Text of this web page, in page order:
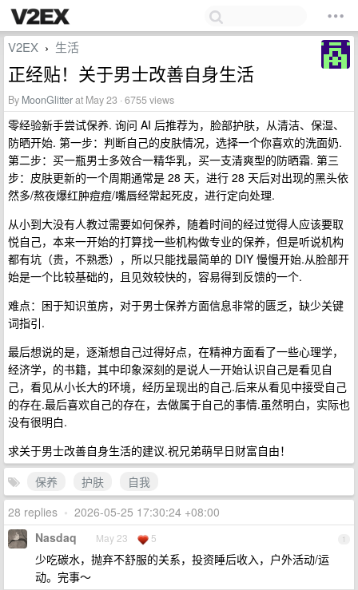
V2EX › 生活
正经贴！关于男士改善自身生活
By MoonGlitterat May 23 · 6755 views
零经验新手尝试保养. 询问 AI 后推荐为，脸部护肤，从清洁、保湿、
防晒开始. 第一步：判断自己的皮肤情况，选择一个你喜欢的洗面奶.
第二步：买一瓶男士多效合一精华乳，买一支清爽型的防晒霜. 第三
步：皮肤更新的一个周期通常是 28 天，进行 28 天后对出现的黑头依
然多/熬夜爆红肿痘痘/嘴唇经常起死皮，进行定向处理.
从小到大没有人教过需要如何保养，随着时间的经过觉得人应该要取
悦自己，本来一开始的打算找一些机构做专业的保养，但是听说机构
都有坑（贵，不熟悉），所以只能找最简单的 DIY 慢慢开始.从脸部开
始是一个比较基础的，且见效较快的，容易得到反馈的一个.
难点：困于知识茧房，对于男士保养方面信息非常的匮乏，缺少关键
词指引.
最后想说的是，逐渐想自己过得好点，在精神方面看了一些心理学，
经济学，的书籍，其中印象深刻的是说人一开始认识自己是看见自
己，看见从小长大的环境，经历呈现出的自己.后来从看见中接受自己
的存在.最后喜欢自己的存在，去做属于自己的事情.虽然明白，实际也
没有很明白.
求关于男士改善自身生活的建议.祝兄弟萌早日财富自由！
保养
护肤
自我
28 replies • 2026-05-25 17:30:24 +08:00
1
Nasdaq May 23 5
少吃碳水，抛弃不舒服的关系，投资睡后收入，户外活动/运
动。完事～